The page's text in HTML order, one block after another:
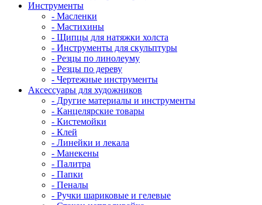
Инструменты
- Масленки
- Мастихины
- Щипцы для натяжки холста
- Инструменты для скульптуры
- Резцы по линолеуму
- Резцы по дереву
- Чертежные инструменты
Аксессуары для художников
- Другие материалы и инструменты
- Канцелярские товары
- Кистемойки
- Клей
- Линейки и лекала
- Манекены
- Палитра
- Папки
- Пеналы
- Ручки шариковые и гелевые